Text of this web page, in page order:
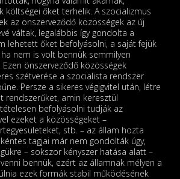
költségei őket terhelik. A szocializmus
az önszerveződő közösségek az új
váltak, legalábbis így gondolta a
lehetett őket befolyásolni, a saját fejük
nem is volt bennük semmilyen
önszerveződő közösségek
szétverése a szocialista rendszer
Persze a sikeres végigvitel után, létre
rendszerűket, amin keresztül
befolyásolni tudják az
ezeket a közösségeket –
stb. – az állam hozta
tagjai már nem gondolták úgy,
– sokszor kényszer hatása alatt –
bennük, ezért az államnak mélyen a
ezek formák stabil működésének